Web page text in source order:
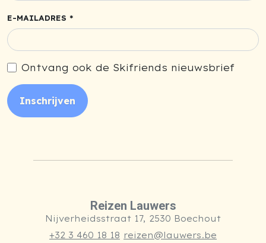
E-MAILADRES *
Ontvang ook de Skifriends nieuwsbrief
Inschrijven
Reizen Lauwers
Nijverheidsstraat 17, 2530 Boechout
+32 3 460 18 18 reizen@lauwers.be